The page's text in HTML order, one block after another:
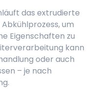
das extrudierte
um
Eigenschaften zu
kann
oder auch
– je nach